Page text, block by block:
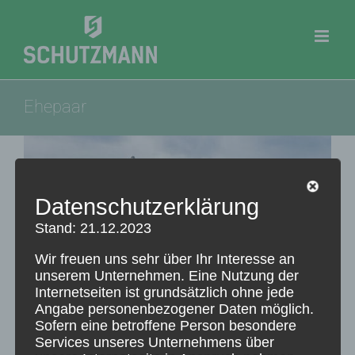
springen
Ehepaar
EHEPAAR
Ehepaar,Privat
Datenschutzerklärung
Stand: 21.12.2023
Wir freuen uns sehr über Ihr Interesse an
unserem Unternehmen. Eine Nutzung der
Internetseiten ist grundsätzlich ohne jede
Angabe personenbezogener Daten möglich.
Sofern eine betroffene Person besondere
Services unseres Unternehmens über